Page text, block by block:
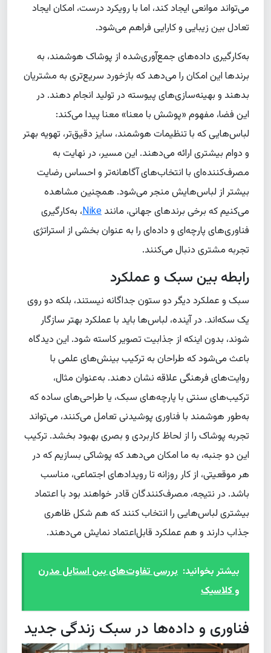
می‌تواند موانعی ایجاد کند، اما با رویکرد درست، امکان ایجاد
تعادل بین زیبایی و کارایی فراهم می‌شود.
به‌کارگیری داده‌های جمع‌آوری‌شده از پوشاک هوشمند، به
برندها این امکان را می‌دهد که بازخورد سریع‌تری به مشتریان
بدهند و بهینه‌سازی‌های پیوسته در تولید انجام دهند. در
این فضا، مفهوم «پوشش با معنا» معنا پیدا می‌کند:
لباس‌هایی که با تنظیمات هوشمند، سایز دقیق‌تر، تهویه بهتر
و دوام بیشتری ارائه می‌دهند. این مسیر، در نهایت به
مصرف‌کننده‌ای با انتخاب‌های آگاهانه‌تر و احساس رضایت
بیشتر از لباس‌هایش منجر می‌شود. همچنین مشاهده
می‌کنیم که برخی برندهای جهانی، مانندNike، به‌کارگیری
فناوری‌های پارچه‌ای و داده‌ای را به عنوان بخشی از استراتژی
تجربه مشتری دنبال می‌کنند.
رابطه بین سبک و عملکرد
سبک و عملکرد دیگر دو ستون جداگانه نیستند، بلکه دو روی
یک سکه‌اند. در آینده، لباس‌ها باید با عملکرد بهتر سازگار
شوند، بدون اینکه از جذابیت تصویر کاسته شود. این دیدگاه
باعث می‌شود که طراحان به ترکیب بینش‌های علمی با
روایت‌های فرهنگی علاقه نشان دهند. به‌عنوان مثال،
ترکیب‌های سنتی با پارچه‌های سبک، یا طراحی‌های ساده که
به‌طور هوشمند با فناوری پوشیدنی تعامل می‌کنند، می‌تواند
تجربه پوشاک را از لحاظ کاربردی و بصری بهبود بخشد. ترکیب
این دو جنبه، به ما امکان می‌دهد که پوشاکی بسازیم که در
هر موقعیتی، از کار روزانه تا رویدادهای اجتماعی، مناسب
باشد. در نتیجه، مصرف‌کنندگان قادر خواهند بود با اعتماد
بیشتری لباس‌هایی را انتخاب کنند که هم شکل ظاهری
جذاب دارند و هم عملکرد قابل‌اعتماد نمایش می‌دهند.
بیشتر بخوانید: بررسی تفاوت‌های بین استایل مدرن
و کلاسیک
فناوری و داده‌ها در سبک زندگی جدید